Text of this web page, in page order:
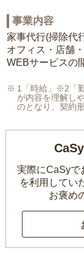
事業内容
家事代行(掃除代
オフィス・店舗
WEBサービスの
1「時給」※2「
が内容を理解し
のとなり、契約
実際にCaSyで
を利用してい
お褒め